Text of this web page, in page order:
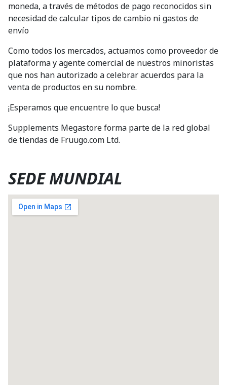
moneda, a través de métodos de pago reconocidos sin
necesidad de calcular tipos de cambio ni gastos de
envío
Como todos los mercados, actuamos como proveedor de
plataforma y agente comercial de nuestros minoristas
que nos han autorizado a celebrar acuerdos para la
venta de productos en su nombre.
¡Esperamos que encuentre lo que busca!
Supplements Megastore forma parte de la red global
de tiendas de Fruugo.com Ltd.
SEDE MUNDIAL